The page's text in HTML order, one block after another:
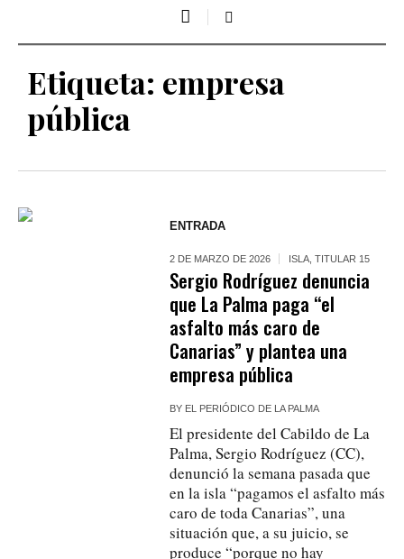
Etiqueta: empresa
pública
ENTRADA
2 DE MARZO DE 2026 ISLA ,TITULAR 15
Sergio Rodríguez denuncia
que La Palma paga “el
asfalto más caro de
Canarias” y plantea una
empresa pública
BY EL PERIÓDICO DE LA PALMA
El presidente del Cabildo de La
Palma, Sergio Rodríguez (CC),
denunció la semana pasada que
en la isla “pagamos el asfalto más
caro de toda Canarias”, una
situación que, a su juicio, se
produce “porque no hay